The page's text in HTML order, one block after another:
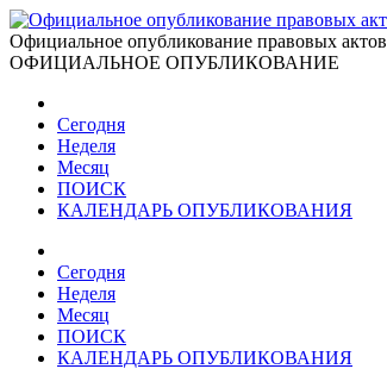
Официальное опубликование правовых актов
ОФИЦИАЛЬНОЕ ОПУБЛИКОВАНИЕ
Сегодня
Неделя
Месяц
ПОИСК
КАЛЕНДАРЬ ОПУБЛИКОВАНИЯ
Сегодня
Неделя
Месяц
ПОИСК
КАЛЕНДАРЬ ОПУБЛИКОВАНИЯ